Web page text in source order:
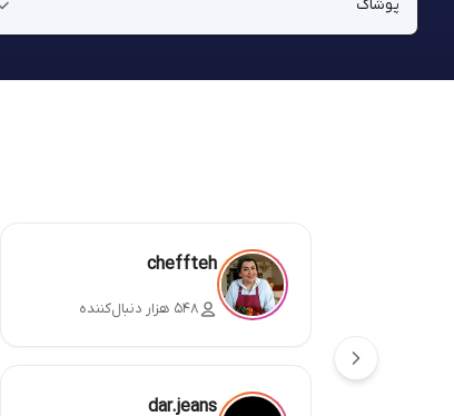
cheffteh
۵۴۸ هزار دنبال‌کننده
dar.jeans